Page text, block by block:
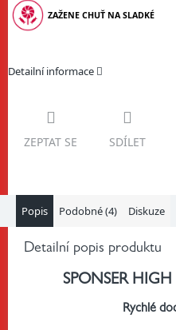
ZAŽENE CHUŤ NA SLADKÉ
Detailní informace
ZEPTAT SE SDÍLET
Popis Podobné (4) Diskuze
Detailní popis produktu
SPONSER HIGH
Rychlé